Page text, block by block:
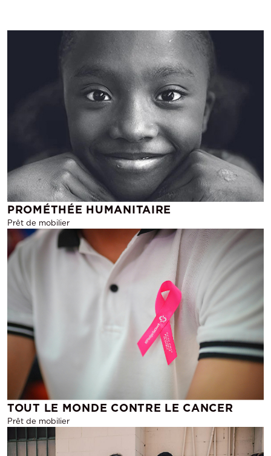
PROMÉTHÉE HUMANITAIRE
Prêt de mobilier
TOUT LE MONDE CONTRE LE CANCER
Prêt de mobilier